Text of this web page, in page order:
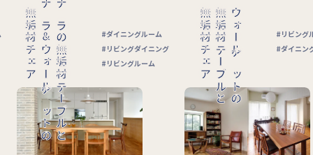
ム
無垢材テーブルと
無垢材チェア
リビングルーム
ダイニングルーム
無垢材ラウンドテーブルと
無垢材チェア
キ
ダ